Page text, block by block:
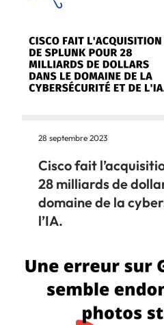
28 septembre 2023
Cisco fait
28 milliards de
domaine de la
l’IA.